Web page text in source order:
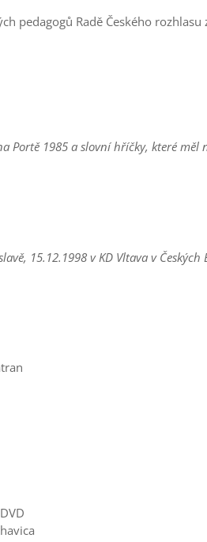
pedagogů Radě Českého
Portě 1985 a slovní hříčky, které
15.12.1998 v KD Vltava v